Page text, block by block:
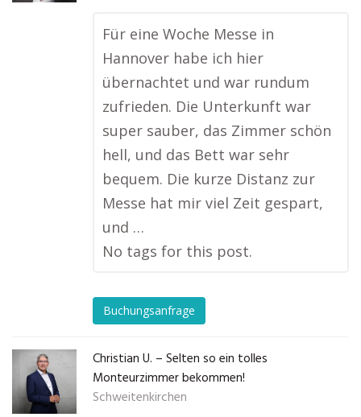
Für eine Woche Messe in
Hannover habe ich hier
übernachtet und war rundum
zufrieden. Die Unterkunft war
super sauber, das Zimmer schön
hell, und das Bett war sehr
bequem. Die kurze Distanz zur
Messe hat mir viel Zeit gespart,
und …
No tags for this post.
Buchungsanfrage
Christian U. – Selten so ein tolles
Monteurzimmer bekommen!
Schweitenkirchen